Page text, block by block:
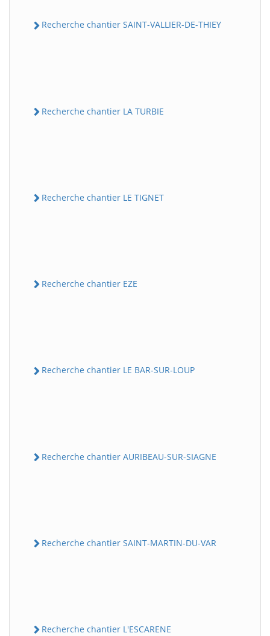
Recherche chantier SAINT-VALLIER-DE-THIEY
Recherche chantier LA TURBIE
Recherche chantier LE TIGNET
Recherche chantier EZE
Recherche chantier LE BAR-SUR-LOUP
Recherche chantier AURIBEAU-SUR-SIAGNE
Recherche chantier SAINT-MARTIN-DU-VAR
Recherche chantier L'ESCARENE